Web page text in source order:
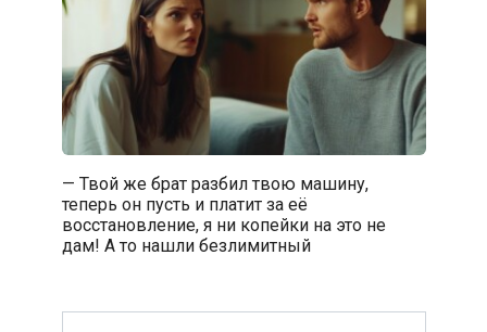
— Твой же брат разбил твою машину,
теперь он пусть и платит за её
восстановление, я ни копейки на это не
дам! А то нашли безлимитный